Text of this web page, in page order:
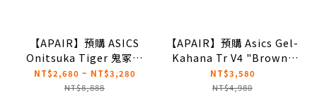
【APAIR】預購 ASICS
Onitsuka Tiger 鬼冢虎
Advanti 米白 膠底 帆布鞋
情侶款 1183B799-101
NT$2,680 ~ NT$3,280
NT$8,888
【APAIR】預購 Asics Gel-
Kahana Tr V4 "Brown"
棕色 美拉德配色 抽繩跑鞋
1203A586-200
NT$3,580
NT$4,980